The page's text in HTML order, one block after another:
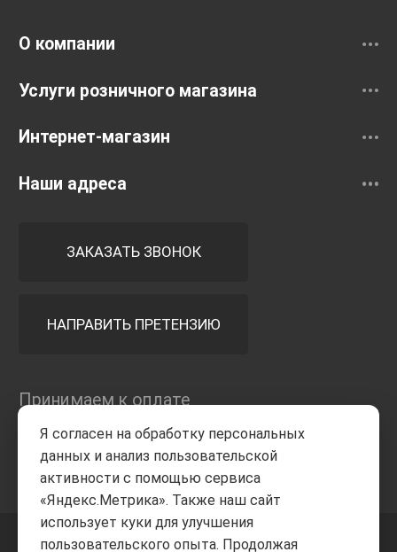
О компании
Услуги розничного магазина
Интернет-магазин
Наши адреса
ЗАКАЗАТЬ ЗВОНОК
НАПРАВИТЬ ПРЕТЕНЗИЮ
Принимаем к оплате
Я согласен на обработку персональных
данных и анализ пользовательской
активности с помощью сервиса
«Яндекс.Метрика». Также наш сайт
использует куки для улучшения
пользовательского опыта. Продолжая